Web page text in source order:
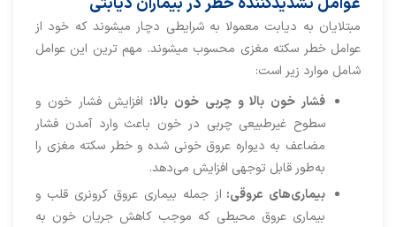
مبتلایان به دیابت معمولا به شرایطی دچار میشوند که خود از
عوامل خطر سکته مغزی محسوب میشوند. مهم ترین این عوامل
شامل موارد زیر است:
فشار خون بالا و چربی خون بالا: افزایش فشار خون و
سطوح غیرطبیعی چربی در خون باعث وارد آمدن فشار
مضاعف به دیواره عروق خونی شده و خطر سکته مغزی را
به‌طور قابل توجهی افزایش می‌دهد.
بیماری‌های عروقی: از جمله بیماری عروق کرونری قلب و
بیماری عروق محیطی که موجب کاهش جریان خون به